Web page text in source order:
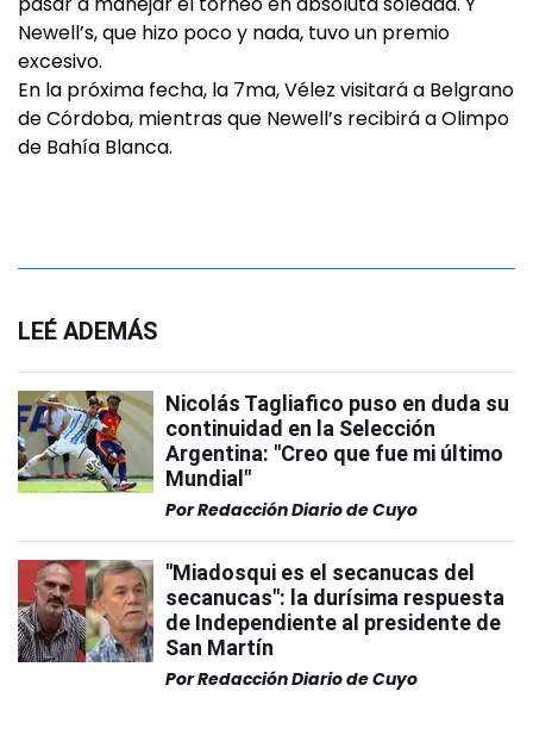
Newell’s, que hizo poco y nada, tuvo un premio
excesivo.
En la próxima fecha, la 7ma, Vélez visitará a Belgrano
de Córdoba, mientras que Newell’s recibirá a Olimpo
de Bahía Blanca.
LEÉ ADEMÁS
Nicolás Tagliafico puso en duda su
continuidad en la Selección
Argentina: "Creo que fue mi último
Mundial"
PorRedacción Diario de Cuyo
"Miadosqui es el secanucas del
secanucas": la durísima respuesta
de Independiente al presidente de
San Martín
PorRedacción Diario de Cuyo